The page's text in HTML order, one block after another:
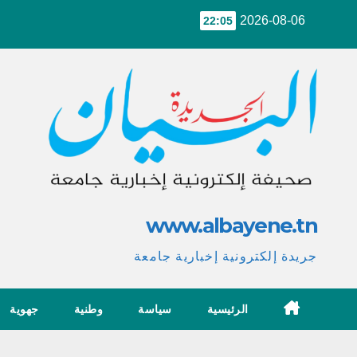
2026-08-06
22:05
www.albayene.tn
جريدة إلكترونية إخبارية جامعة
الرئيسية سياسة وطنية جهوية